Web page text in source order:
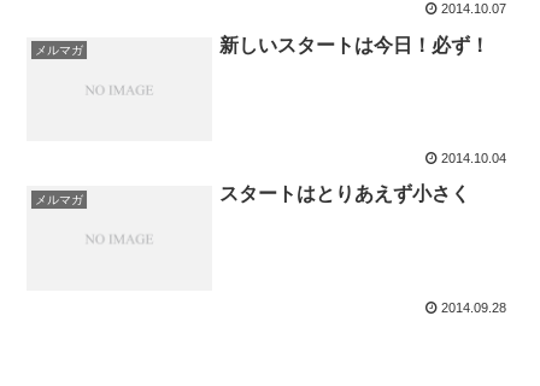
2014.10.07
メルマガ 新しいスタートは今日！必ず！
2014.10.04
メルマガ スタートはとりあえず小さく
2014.09.28